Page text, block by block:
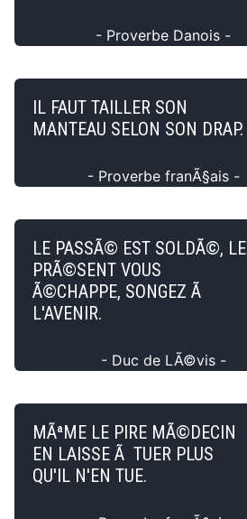
- Proverbe Danois -
IL FAUT TAILLER SON
MANTEAU SELON SON DRAP.
- Proverbe franÃ§ais -
LE PASSÃ© EST SOLDÃ©, LE
PRÃ©SENT VOUS
Ã©CHAPPE, SONGEZ Ã
L'AVENIR.
- Duc de LÃ©vis -
MÃªME LE PIRE MÃ©DECIN
EN LAISSE Ã TUER PLUS
QU'IL N'EN TUE.